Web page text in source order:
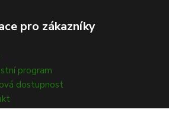
pro zákazníky
program
dostupnost